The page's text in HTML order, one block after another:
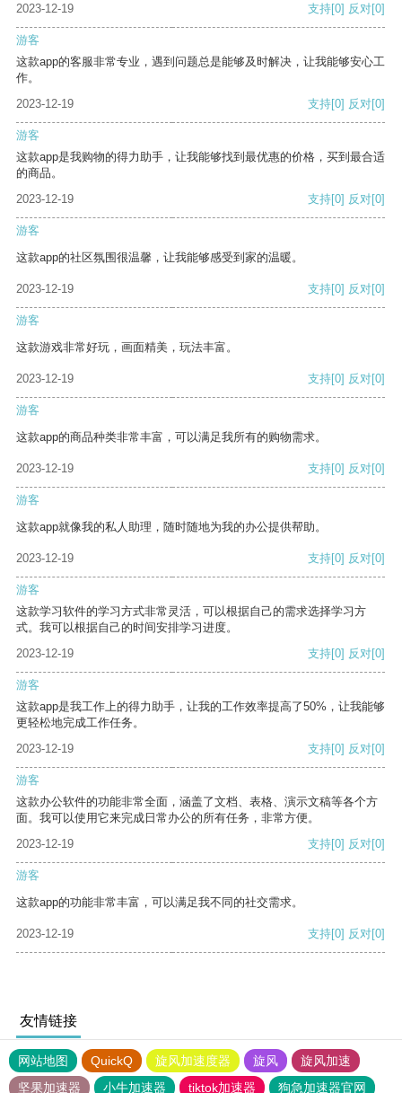
2023-12-19 支持[0] 反对[0]
游客
这款app的客服非常专业，遇到问题总是能够及时解决，让我能够安心工
作。
2023-12-19
支持[0] 反对[0]
游客
这款app是我购物的得力助手，让我能够找到最优惠的价格，买到最合适
的商品。
2023-12-19
支持[0] 反对[0]
游客
这款app的社区氛围很温馨，让我能够感受到家的温暖。
2023-12-19 支持[0] 反对[0]
游客
这款游戏非常好玩，画面精美，玩法丰富。
2023-12-19 支持[0] 反对[0]
游客
这款app的商品种类非常丰富，可以满足我所有的购物需求。
2023-12-19 支持[0] 反对[0]
游客
这款app就像我的私人助理，随时随地为我的办公提供帮助。
2023-12-19 支持[0] 反对[0]
游客
这款学习软件的学习方式非常灵活，可以根据自己的需求选择学习方
式。我可以根据自己的时间安排学习进度。
2023-12-19
支持[0] 反对[0]
游客
这款app是我工作上的得力助手，让我的工作效率提高了50%，让我能够
更轻松地完成工作任务。
2023-12-19
支持[0] 反对[0]
游客
这款办公软件的功能非常全面，涵盖了文档、表格、演示文稿等各个方
面。我可以使用它来完成日常办公的所有任务，非常方便。
2023-12-19
支持[0] 反对[0]
游客
这款app的功能非常丰富，可以满足我不同的社交需求。
2023-12-19 支持[0] 反对[0]
友情链接
网站地图 QuickQ 旋风加速度器 旋风
旋风加速
坚果加速器
小牛加速器 tiktok加速器 狗急加速器官网